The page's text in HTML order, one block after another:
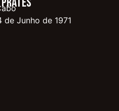
de Junho de 1971